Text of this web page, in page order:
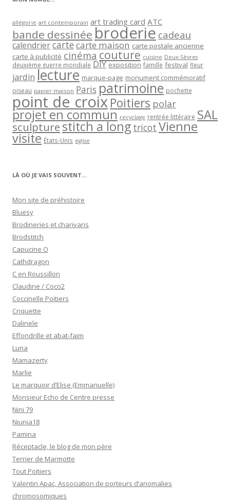
allégorie art contemporain art trading card ATC
bande dessinée broderie cadeau
calendriercartecarte maison carte postale ancienne
carte à publicité cinéma couture cuisine Deux-Sèvres
deuxième guerre mondiale DIY exposition famille festival fleur
jardin lecture marque-page monument commémoratif
oiseau papier maison Paris patrimoine pochette
point de croixPoitiers polar
projet en commun recyclage rentrée littéraire SAL
sculpturestitch a long tricot Vienne
visite États-Unis église
LÀ OÙ JE VAIS SOUVENT…
Mon site de préhistoire
Bluesy
Brodineries et charivaris
Brodstitch
Capucine O
Cathdragon
C en Roussillon
Claudine / Coco2
Coccinelle Poitiers
Criquette
Dalinele
Effondrille et abat-faim
Luna
Mamazerty
Marlie
Le marquoir d’Elise (Emmanuelle)
Monsieur Echo de Centre presse
Nini 79
Niunia18
Pamina
Réceptacle, le blog de mon père
Terrier de Marmotte
Tout Poitiers
Valentin Apac, Association de porteurs d’anomalies
chromosomiques